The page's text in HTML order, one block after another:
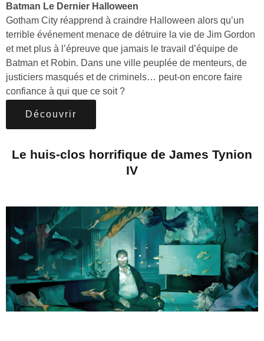
Batman Le Dernier Halloween
Gotham City réapprend à craindre Halloween alors qu’un
terrible événement menace de détruire la vie de Jim Gordon
et met plus à l’épreuve que jamais le travail d’équipe de
Batman et Robin. Dans une ville peuplée de menteurs, de
justiciers masqués et de criminels… peut-on encore faire
confiance à qui que ce soit ?
Découvrir
Le huis-clos horrifique de James Tynion
IV